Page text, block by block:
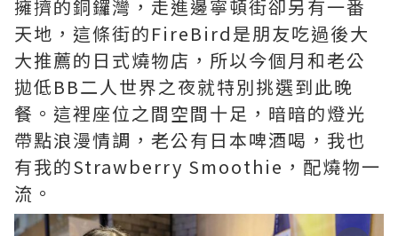
擁擠的銅鑼灣，走進邊寧頓街卻另有一番
天地，這條街的FireBird是朋友吃過後大
大推薦的日式燒物店，所以今個月和老公
拋低BB二人世界之夜就特別挑選到此晚
餐。這裡座位之間空間十足，暗暗的燈光
帶點浪漫情調，老公有日本啤酒喝，我也
有我的Strawberry Smoothie，配燒物一
流。